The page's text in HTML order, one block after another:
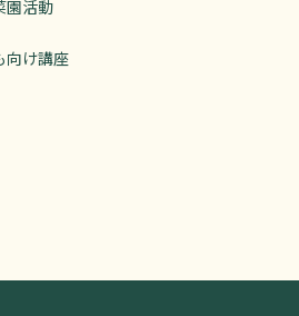
園活動
向け講座